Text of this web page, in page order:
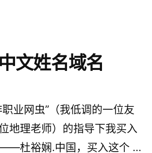
）”
文姓名域名
业网虫”（我低调的一位友
地理老师）的指导下我买入
杜裕娴.中国，买入这个 …